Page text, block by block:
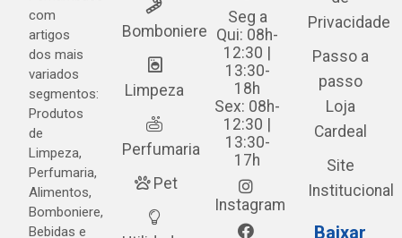
com
artigos
dos mais
variados
segmentos:
Produtos
de
Limpeza,
Perfumaria,
Alimentos,
Bomboniere,
Bebidas e
Bomboniere
Limpeza
Perfumaria
Pet
Seg a
Qui: 08h-
12:30 |
13:30-
18h
Sex: 08h-
12:30 |
13:30-
17h
Instagram
Privacidade
Passo a
passo
Loja
Cardeal
Site
Institucional
Baixar